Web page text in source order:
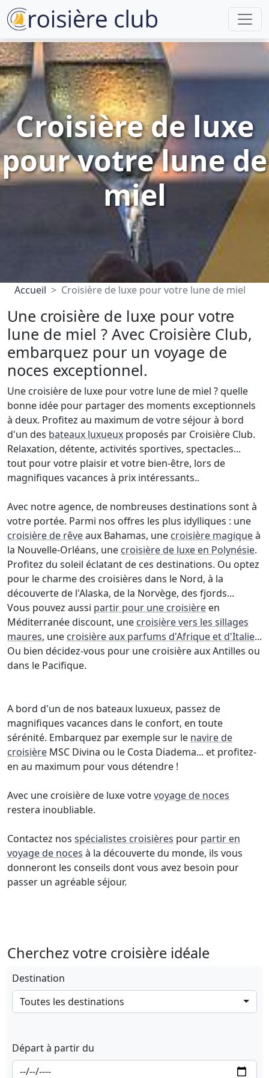
Croisière de luxe
pour votre lune de
miel
Accueil Croisière de luxe pour votre lune de miel
Une croisière de luxe pour votre
lune de miel ? Avec Croisière Club,
embarquez pour un voyage de
noces exceptionnel.
Une croisière de luxe pour votre lune de miel ? quelle
bonne idée pour partager des moments exceptionnels
à deux. Profitez au maximum de votre séjour à bord
d'un des bateaux luxueux proposés par Croisière Club.
Relaxation, détente, activités sportives, spectacles...
tout pour votre plaisir et votre bien-être, lors de
magnifiques vacances à prix intéressants..
Avec notre agence, de nombreuses destinations sont à
votre portée. Parmi nos offres les plus idylliques : une
croisière de rêveaux Bahamas, une croisière magiqueà
la Nouvelle-Orléans, une croisière de luxe en Polynésie.
Profitez du soleil éclatant de ces destinations. Ou optez
pour le charme des croisières dans le Nord, à la
découverte de l'Alaska, de la Norvège, des fjords...
Vous pouvez aussi partir pour une croisière en
Méditerranée discount, une croisière vers les sillages
maures, une croisière aux parfums d'Afrique et d'Italie...
Ou bien décidez-vous pour une croisière aux Antilles ou
dans le Pacifique.
A bord d'un de nos bateaux luxueux, passez de
magnifiques vacances dans le confort, en toute
sérénité. Embarquez par exemple sur le navire de
croisière MSC Divina ou le Costa Diadema... et profitez-
en au maximum pour vous détendre !
Avec une croisière de luxe votrevoyage de noces
restera inoubliable.
Contactez nos spécialistes croisières pour partir en
voyage de noces à la découverte du monde, ils vous
donneront les conseils dont vous avez besoin pour
passer un agréable séjour.
Cherchez votre croisière idéale
Destination
Toutes les destinations
Départ à partir du